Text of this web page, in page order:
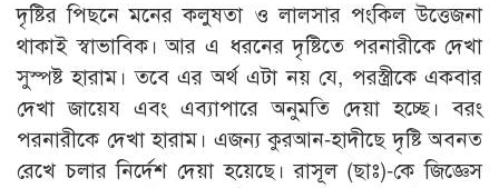
দৃষ্টির পিছনে মনের কলুষতা ও লালসার পংকিল উত্তেজনা
থাকাই স্বাভাবিক। আর এ ধরনের দৃষ্টিতে পরনারীকে দেখা
সুস্পষ্ট হারাম। তবে এর অর্থ এটা নয় যে, পরস্ত্রীকে একবার
দেখা জায়েয এবং এব্যাপারে অনুমতি দেয়া হচ্ছে। বরং
পরনারীকে দেখা হারাম। এজন্য কুরআন-হাদীছে দৃষ্টি অবনত
রেখে চলার নির্দেশ দেয়া হয়েছে। রাসূল (ছাঃ)-কে জিজ্ঞেস